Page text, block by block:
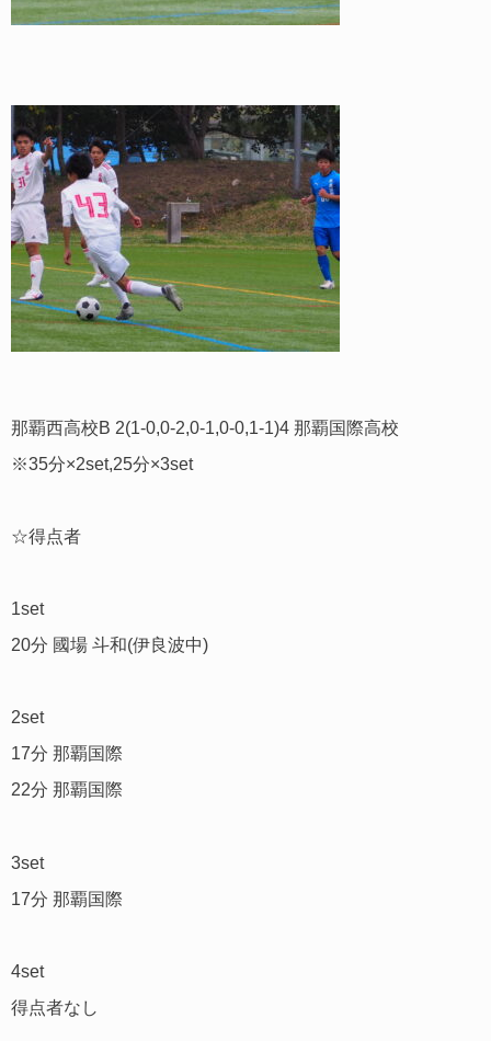
那覇西高校B 2(1-0,0-2,0-1,0-0,1-1)4 那覇国際高校
※35分×2set,25分×3set
☆得点者
1set
20分 國場 斗和(伊良波中)
2set
17分 那覇国際
22分 那覇国際
3set
17分 那覇国際
4set
得点者なし